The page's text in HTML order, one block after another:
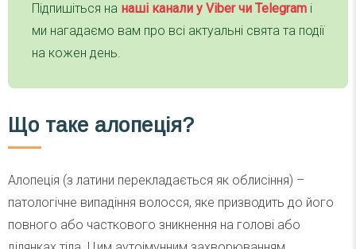
Підпишіться на наші канали у Viber чи Telegram і
ми нагадаємо вам про всі актуальні свята та події
на кожен день.
Що таке алопеція?
Алопеція (з латини перекладається як облисіння) –
патологічне випадіння волосся, яке призводить до його
повного або часткового зникнення на голові або